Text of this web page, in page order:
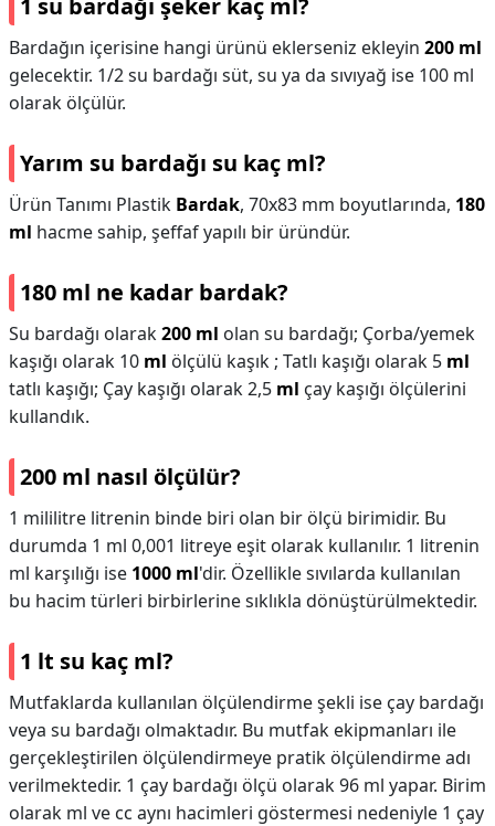
1 su bardağı şeker kaç ml?
Bardağın içerisine hangi ürünü eklerseniz ekleyin 200 ml
gelecektir. 1/2 su bardağı süt, su ya da sıvıyağ ise 100 ml
olarak ölçülür.
Yarım su bardağı su kaç ml?
Ürün Tanımı Plastik Bardak, 70x83 mm boyutlarında, 180
ml hacme sahip, şeffaf yapılı bir üründür.
180 ml ne kadar bardak?
Su bardağı olarak200 ml olan su bardağı; Çorba/yemek
kaşığı olarak 10 ml ölçülü kaşık ; Tatlı kaşığı olarak 5 ml
tatlı kaşığı; Çay kaşığı olarak 2,5 ml çay kaşığı ölçülerini
kullandık.
200 ml nasıl ölçülür?
1 mililitre litrenin binde biri olan bir ölçü birimidir. Bu
durumda 1 ml 0,001 litreye eşit olarak kullanılır. 1 litrenin
ml karşılığı ise 1000 ml'dir. Özellikle sıvılarda kullanılan
bu hacim türleri birbirlerine sıklıkla dönüştürülmektedir.
1 lt su kaç ml?
Mutfaklarda kullanılan ölçülendirme şekli ise çay bardağı
veya su bardağı olmaktadır. Bu mutfak ekipmanları ile
gerçekleştirilen ölçülendirmeye pratik ölçülendirme adı
verilmektedir. 1 çay bardağı ölçü olarak 96 ml yapar. Birim
olarak ml ve cc aynı hacimleri göstermesi nedeniyle 1 çay